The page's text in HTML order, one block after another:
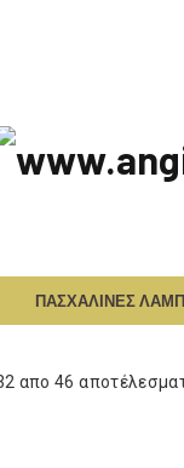
ΠΑΣΧΑΛΙΝΕΣ
Ι
Γ
απο 46